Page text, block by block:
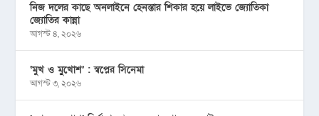
নিজ দলের কাছে অনলাইনে হেনস্তার শিকার হয়ে লাইভে জ্যোতিকা
জ্যোতির কান্না
আগস্ট ৪, ২০২৬
‘মুখ ও মু্খোশ’ : স্বপ্নের সিনেমা
আগস্ট ৩, ২০২৬